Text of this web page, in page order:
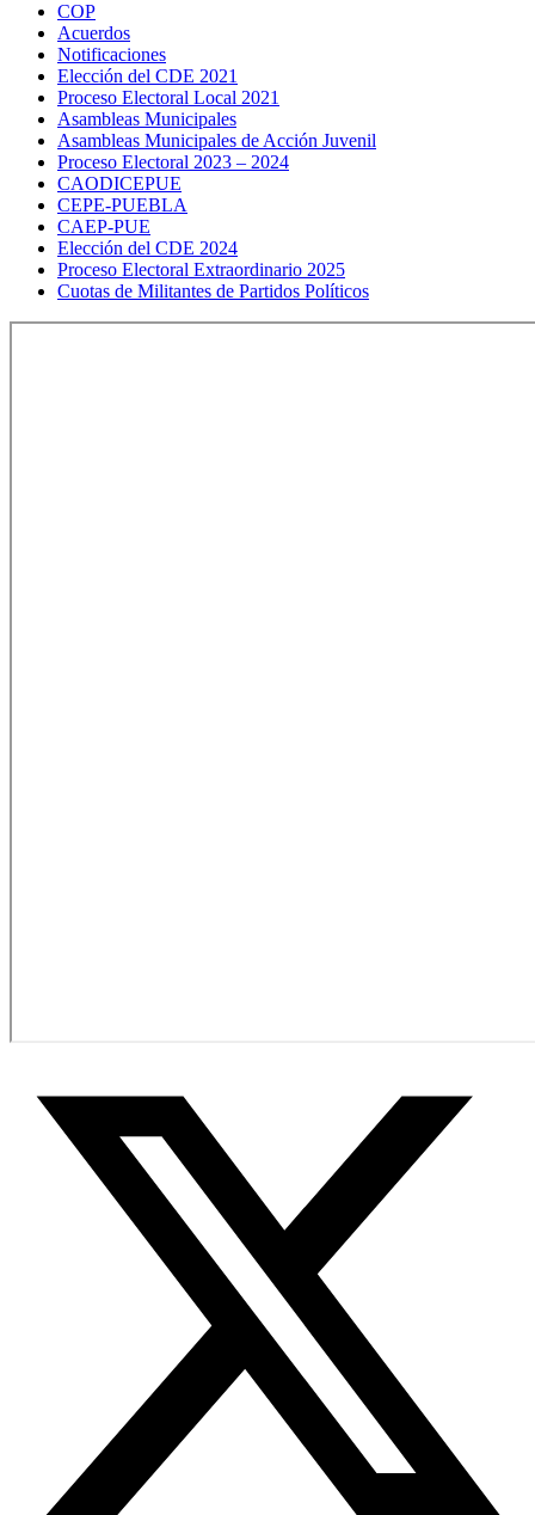
COP
Acuerdos
Notificaciones
Elección del CDE 2021
Proceso Electoral Local 2021
Asambleas Municipales
Asambleas Municipales de Acción Juvenil
Proceso Electoral 2023 – 2024
CAODICEPUE
CEPE-PUEBLA
CAEP-PUE
Elección del CDE 2024
Proceso Electoral Extraordinario 2025
Cuotas de Militantes de Partidos Políticos